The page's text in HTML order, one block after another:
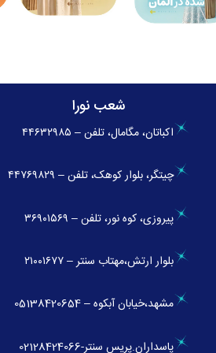
شعب نورا
اکباتان، مگامال، تلفن – ۴۴۶۳۲۹۸۵
چیتگر، بلوار کوهک، تلفن – ۴۴۷۶۹۸۲۹
پیروزی، کوه نور، تلفن – ۳۶۹۰۱۵۶۹
بلوار ارتش،مهتاب سنتر – ۲۱۰۰۱۶۷۷
مشهد،خیابان آبکوه – 05138420654
پاسداران.پریس سنتر-02128424066